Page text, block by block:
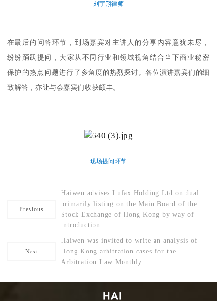
刘宇翔律师
在最后的问答环节，到场嘉宾对主讲人的分享内容意犹未尽，
纷纷踊跃提问，大家从不同行业和领域视角结合当下商业秘密
保护的热点问题进行了多角度的热烈探讨。各位演讲嘉宾们的细
致解答，亦让与会嘉宾们收获颇丰。
现场提问环节
Previous
Haiwen advises Lufax Holding Ltd on dual
primarily listing on the Main Board of the
Stock Exchange of Hong Kong by way of
introduction
Next
Haiwen was invited to write an analysis of
Hong Kong arbitration cases for the
Arbitration Law Monthly